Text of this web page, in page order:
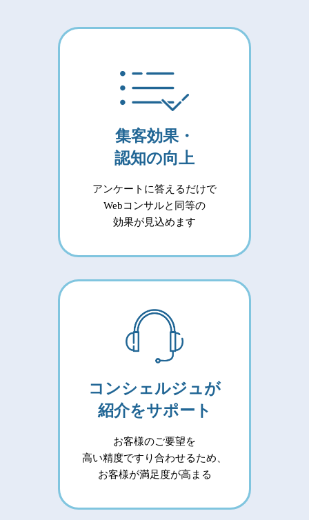
集客効果・
認知の向上
アンケートに答えるだけで
Webコンサルと同等の
効果が見込めます
コンシェルジュが
紹介をサポート
お客様のご要望を
高い精度ですり合わせるため、
お客様が満足度が高まる